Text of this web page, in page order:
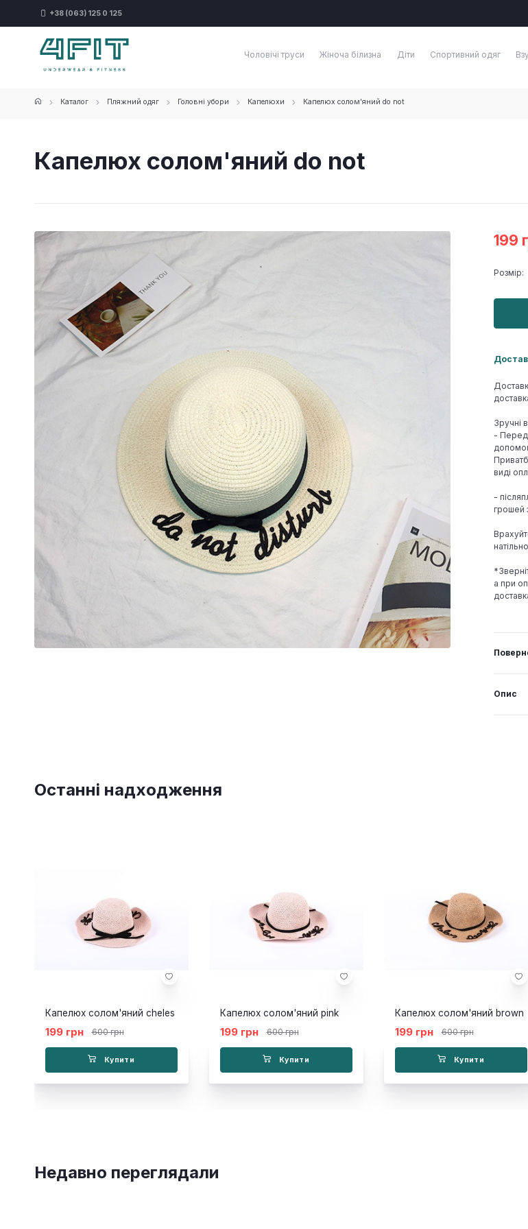
+38 (063) 125 0 125
Чоловічі труси Жіноча білизна Діти Спортивний одяг
Каталог Пляжний одяг Головні убори Капелюхи Капелюх солом'яний do not
Капелюх солом'яний do not
199
Розмір:
Зручні
-
виді
-
грошей
а при
Опис
Останні надходження
Капелюх солом'яний cheles
199 грн 600 грн
Купити
Капелюх солом'яний pink
199 грн 600 грн
Купити
Капелюх солом'яний brown
199 грн 600 грн
Купити
Недавно переглядали